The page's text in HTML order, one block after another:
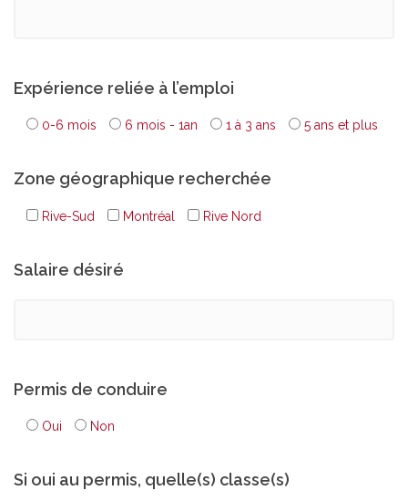
Expérience reliée à l’emploi
0-6 mois 6 mois - 1an 1 à 3 ans 5 ans et plus
Zone géographique recherchée
Rive-Sud Montréal Rive Nord
Salaire désiré
Permis de conduire
Oui Non
Si oui au permis, quelle(s) classe(s)